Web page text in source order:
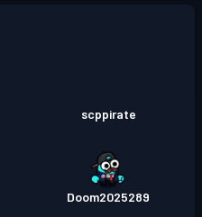
scppirate
Doom2025289